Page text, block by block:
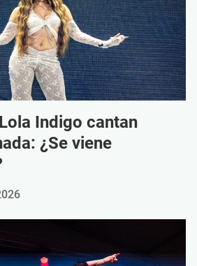
Indigo cantan
¿Se viene